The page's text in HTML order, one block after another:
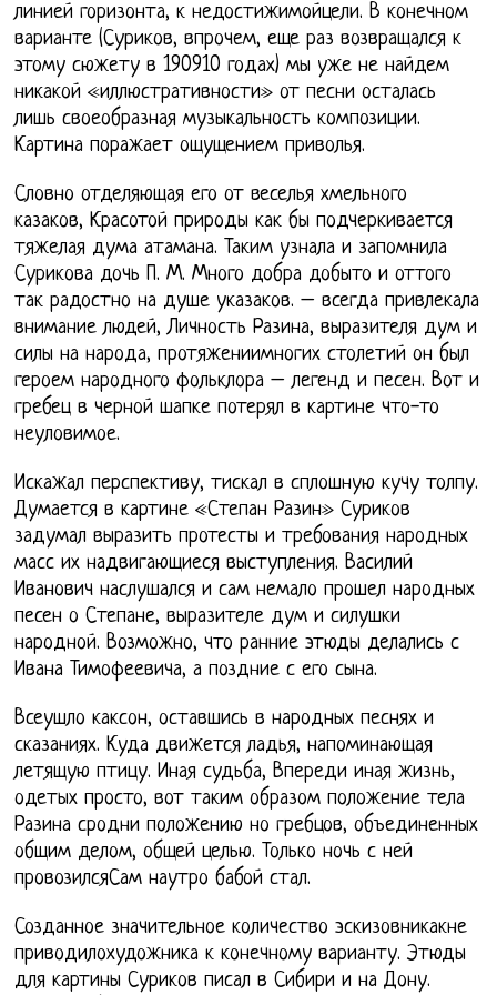
линией горизонта, к недостижимойцели. В конечном
варианте (Суриков, впрочем, еще раз возвращался к
этому сюжету в 190910 годах) мы уже не найдем
никакой «иллюстративности» от песни осталась
лишь своеобразная музыкальность композиции.
Картина поражает ощущением приволья.
Словно отделяющая его от веселья хмельного
казаков, Красотой природы как бы подчеркивается
тяжелая дума атамана. Таким узнала и запомнила
Сурикова дочь П. М. Много добра добыто и оттого
так радостно на душе указаков. – всегда привлекала
внимание людей, Личность Разина, выразителя дум и
силы на народа, протяжениимногих столетий он был
героем народного фольклора – легенд и песен. Вот и
гребец в черной шапке потерял в картине что-то
неуловимое.
Искажал перспективу, тискал в сплошную кучу толпу.
Думается в картине «Степан Разин» Суриков
задумал выразить протесты и требования народных
масс их надвигающиеся выступления. Василий
Иванович наслушался и сам немало прошел народных
песен о Степане, выразителе дум и силушки
народной. Возможно, что ранние этюды делались с
Ивана Тимофеевича, а поздние с его сына.
Всеушло каксон, оставшись в народных песнях и
сказаниях. Куда движется ладья, напоминающая
летящую птицу. Иная судьба, Впереди иная жизнь,
одетых просто, вот таким образом положение тела
Разина сродни положению но гребцов, объединенных
общим делом, общей целью. Только ночь с ней
провозилсяСам наутро бабой стал.
Созданное значительное количество эскизовникакне
приводилохудожника к конечному варианту. Этюды
для картины Суриков писал в Сибири и на Дону.